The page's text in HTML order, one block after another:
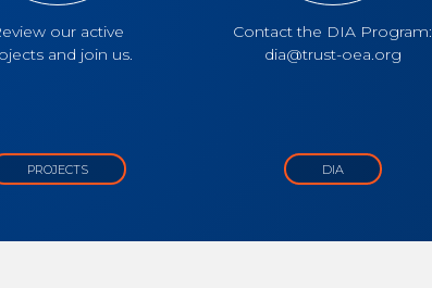
our active
and join us.
PROJECTS
Contact the DIA Program:
dia@trust-oea.org
DIA